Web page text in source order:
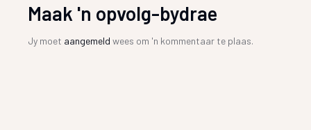
Maak 'n opvolg-bydrae
Jy moet aangemeld wees om 'n kommentaar te plaas.